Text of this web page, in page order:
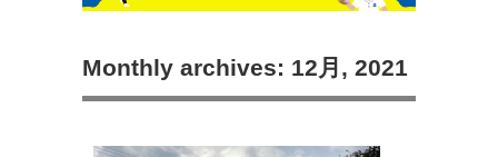
Monthly archives: 12月, 2021